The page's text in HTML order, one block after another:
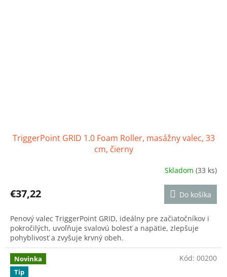
TriggerPoint GRID 1.0 Foam Roller, masážny valec, 33
cm, čierny
produktu
je
z
5
hviezdičiek.
Skladom(33 ks)
€37,22 Do košíka
Penový valec TriggerPoint GRID, ideálny pre začiatočníkov i
pokročilých, uvoľňuje svalovú bolesť a napätie, zlepšuje
pohyblivosť a zvyšuje krvný obeh.
Novinka
Tip
Kód: 00200